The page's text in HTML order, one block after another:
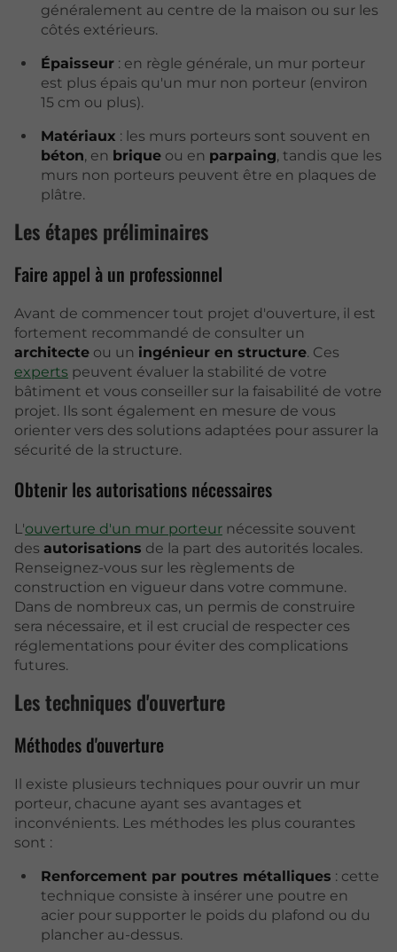
généralement au centre de la maison ou sur les
côtés extérieurs.
Épaisseur: en règle générale, un mur porteur
est plus épais qu'un mur non porteur (environ
15 cm ou plus).
Matériaux : les murs porteurs sont souvent en
béton, en briqueou en parpaing, tandis que les
murs non porteurs peuvent être en plaques de
plâtre.
Les étapes préliminaires
Faire appel à un professionnel
Avant de commencer tout projet d'ouverture, il est
fortement recommandé de consulter un
architecte ou un ingénieur en structure. Ces
experts peuvent évaluer la stabilité de votre
bâtiment et vous conseiller sur la faisabilité de votre
projet. Ils sont également en mesure de vous
orienter vers des solutions adaptées pour assurer la
sécurité de la structure.
Obtenir les autorisations nécessaires
L'ouverture d'un mur porteur nécessite souvent
des autorisations de la part des autorités locales.
Renseignez-vous sur les règlements de
construction en vigueur dans votre commune.
Dans de nombreux cas, un permis de construire
sera nécessaire, et il est crucial de respecter ces
réglementations pour éviter des complications
futures.
Les techniques d'ouverture
Méthodes d'ouverture
Il existe plusieurs techniques pour ouvrir un mur
porteur, chacune ayant ses avantages et
inconvénients. Les méthodes les plus courantes
sont :
Renforcement par poutres métalliques : cette
technique consiste à insérer une poutre en
acier pour supporter le poids du plafond ou du
plancher au-dessus.